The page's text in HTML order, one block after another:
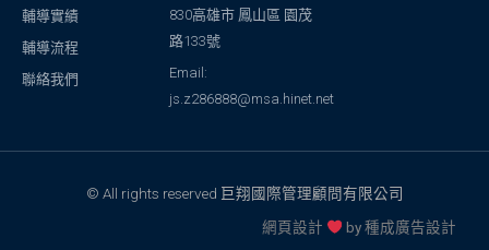
輔導實績
輔導流程
聯絡我們
830高雄市 鳳山區 園茂
路133號
Email:
js.z286888@msa.hinet.net
© All rights reserved 巨翔國際管理顧問有限公司
網頁設計
by種成廣告設計